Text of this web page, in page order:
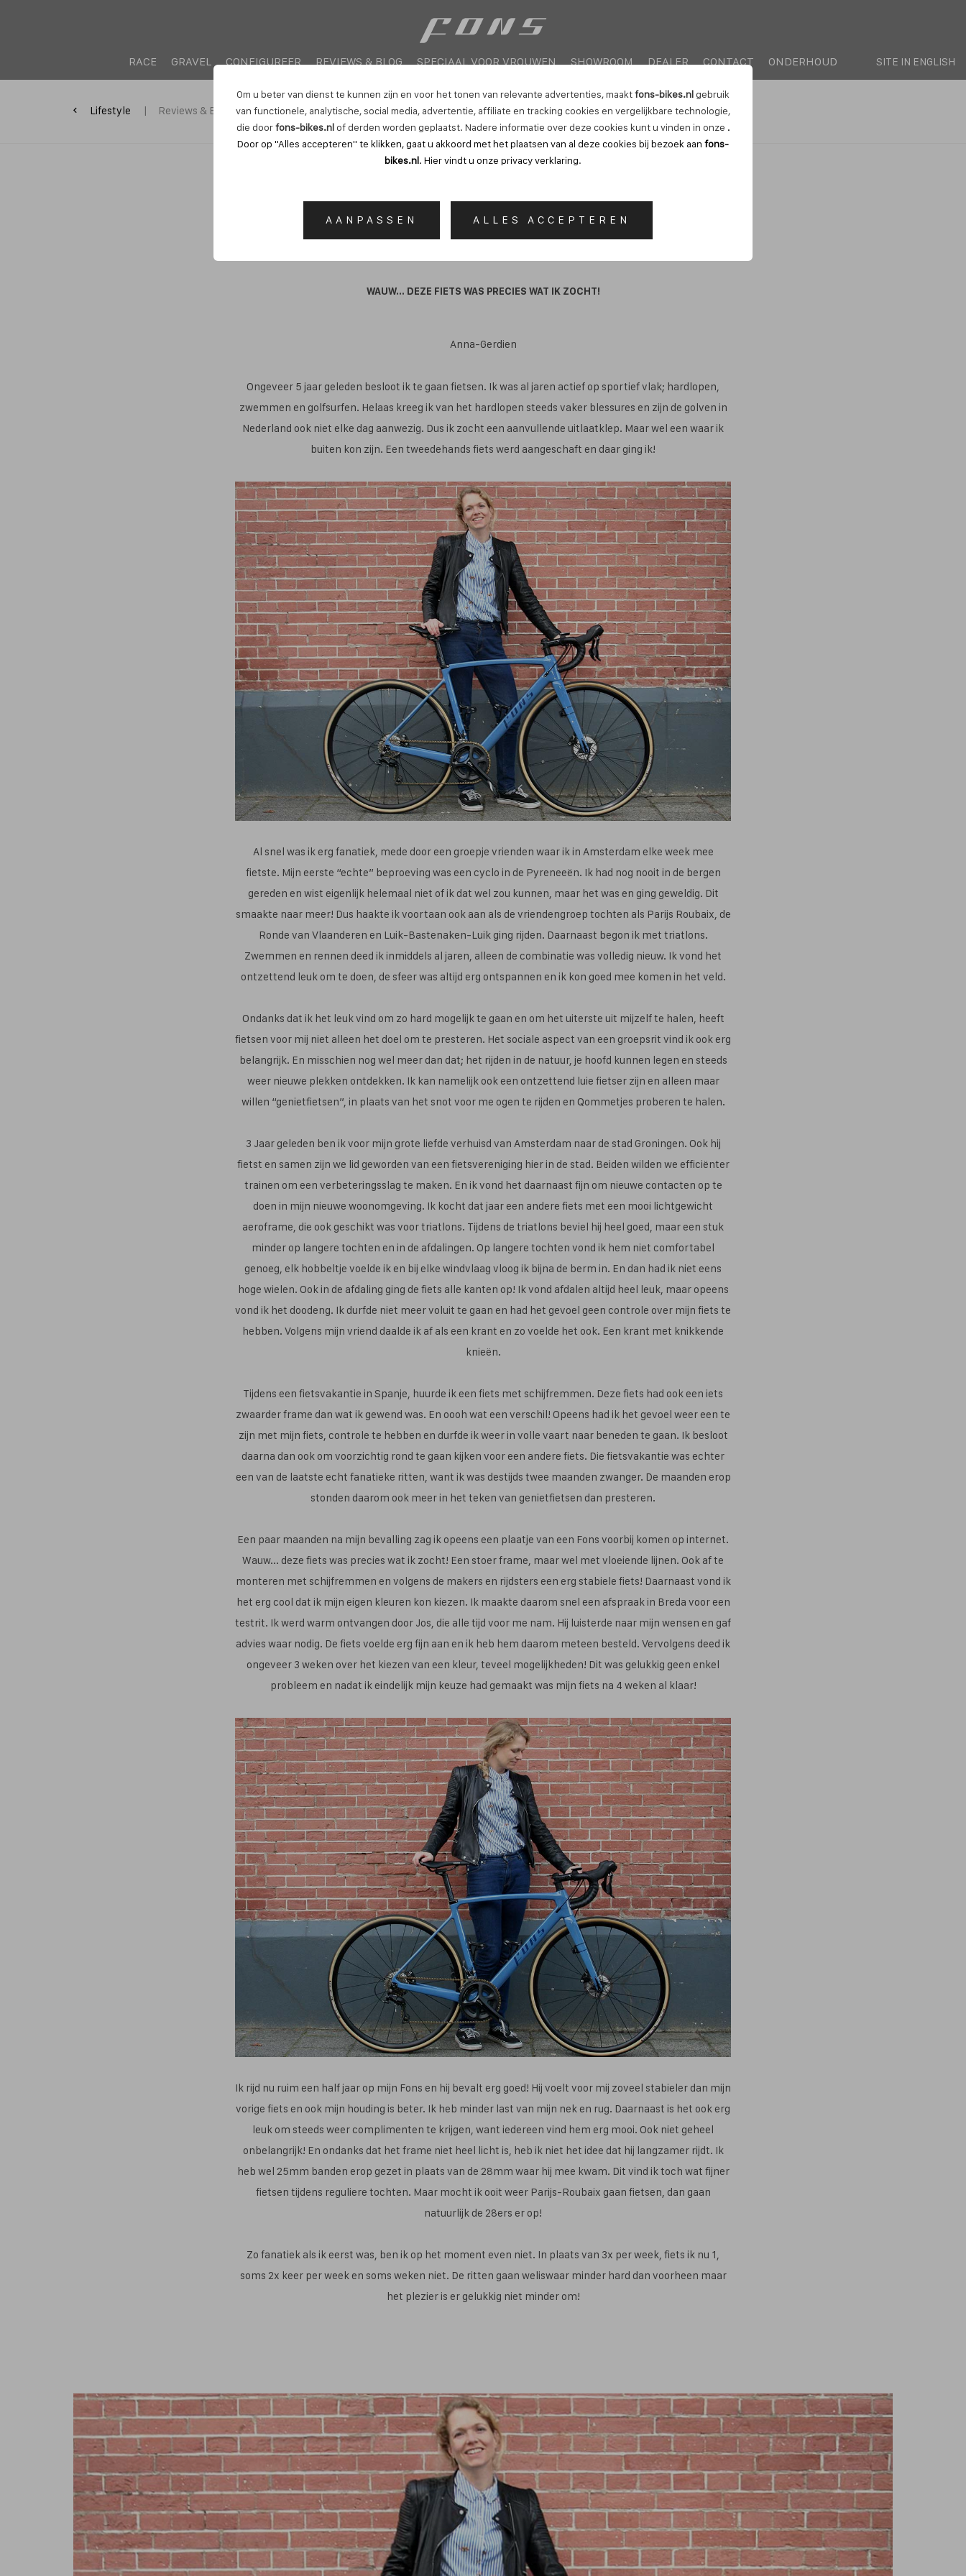
Om u beter van dienst te kunnen zijn en voor het tonen van relevante advertenties, maaktfons-bikes.nlgebruik
van functionele, analytische, social media, advertentie, affiliate en tracking cookies en vergelijkbare technologie,
die doorfons-bikes.nlof derden worden geplaatst. Nadere informatie over deze cookies kunt u vinden in onze .
Door op "Alles accepteren" te klikken, gaat u akkoord met het plaatsen van al deze cookies bij bezoek aan fons-
bikes.nl. Hier vindt u onze privacy verklaring.
AANPASSEN ALLES ACCEPTEREN
RACE GRAVEL CONFIGUREER REVIEWS & BLOG SPECIAAL VOOR VROUWEN SHOWROOM DEALER CONTACT ONDERHOUD SITE IN ENGLISH
Lifestyle Reviews & Blog
Anna-Gerdien & Fons
WAUW... DEZE FIETS WAS PRECIES WAT IK ZOCHT!
Anna-Gerdien
Ongeveer 5 jaar geleden besloot ik te gaan fietsen. Ik was al jaren actief op sportief vlak; hardlopen,
zwemmen en golfsurfen. Helaas kreeg ik van het hardlopen steeds vaker blessures en zijn de golven in
Nederland ook niet elke dag aanwezig. Dus ik zocht een aanvullende uitlaatklep. Maar wel een waar ik
buiten kon zijn. Een tweedehands fiets werd aangeschaft en daar ging ik!
Al snel was ik erg fanatiek, mede door een groepje vrienden waar ik in Amsterdam elke week mee
fietste. Mijn eerste “echte” beproeving was een cyclo in de Pyreneeën. Ik had nog nooit in de bergen
gereden en wist eigenlijk helemaal niet of ik dat wel zou kunnen, maar het was en ging geweldig. Dit
smaakte naar meer! Dus haakte ik voortaan ook aan als de vriendengroep tochten als Parijs Roubaix, de
Ronde van Vlaanderen en Luik-Bastenaken-Luik ging rijden. Daarnaast begon ik met triatlons.
Zwemmen en rennen deed ik inmiddels al jaren, alleen de combinatie was volledig nieuw. Ik vond het
ontzettend leuk om te doen, de sfeer was altijd erg ontspannen en ik kon goed mee komen in het veld.
Ondanks dat ik het leuk vind om zo hard mogelijk te gaan en om het uiterste uit mijzelf te halen, heeft
fietsen voor mij niet alleen het doel om te presteren. Het sociale aspect van een groepsrit vind ik ook erg
belangrijk. En misschien nog wel meer dan dat; het rijden in de natuur, je hoofd kunnen legen en steeds
weer nieuwe plekken ontdekken. Ik kan namelijk ook een ontzettend luie fietser zijn en alleen maar
willen “genietfietsen”, in plaats van het snot voor me ogen te rijden en Qommetjes proberen te halen.
3 Jaar geleden ben ik voor mijn grote liefde verhuisd van Amsterdam naar de stad Groningen. Ook hij
fietst en samen zijn we lid geworden van een fietsvereniging hier in de stad. Beiden wilden we efficiënter
trainen om een verbeteringsslag te maken. En ik vond het daarnaast fijn om nieuwe contacten op te
doen in mijn nieuwe woonomgeving. Ik kocht dat jaar een andere fiets met een mooi lichtgewicht
aeroframe, die ook geschikt was voor triatlons. Tijdens de triatlons beviel hij heel goed, maar een stuk
minder op langere tochten en in de afdalingen. Op langere tochten vond ik hem niet comfortabel
genoeg, elk hobbeltje voelde ik en bij elke windvlaag vloog ik bijna de berm in. En dan had ik niet eens
hoge wielen. Ook in de afdaling ging de fiets alle kanten op! Ik vond afdalen altijd heel leuk, maar opeens
vond ik het doodeng. Ik durfde niet meer voluit te gaan en had het gevoel geen controle over mijn fiets te
hebben. Volgens mijn vriend daalde ik af als een krant en zo voelde het ook. Een krant met knikkende
knieën.
Tijdens een fietsvakantie in Spanje, huurde ik een fiets met schijfremmen. Deze fiets had ook een iets
zwaarder frame dan wat ik gewend was. En oooh wat een verschil! Opeens had ik het gevoel weer een te
zijn met mijn fiets, controle te hebben en durfde ik weer in volle vaart naar beneden te gaan. Ik besloot
daarna dan ook om voorzichtig rond te gaan kijken voor een andere fiets. Die fietsvakantie was echter
een van de laatste echt fanatieke ritten, want ik was destijds twee maanden zwanger. De maanden erop
stonden daarom ook meer in het teken van genietfietsen dan presteren.
Een paar maanden na mijn bevalling zag ik opeens een plaatje van een Fons voorbij komen op internet.
Wauw... deze fiets was precies wat ik zocht! Een stoer frame, maar wel met vloeiende lijnen. Ook af te
monteren met schijfremmen en volgens de makers en rijdsters een erg stabiele fiets! Daarnaast vond ik
het erg cool dat ik mijn eigen kleuren kon kiezen. Ik maakte daarom snel een afspraak in Breda voor een
testrit. Ik werd warm ontvangen door Jos, die alle tijd voor me nam. Hij luisterde naar mijn wensen en gaf
advies waar nodig. De fiets voelde erg fijn aan en ik heb hem daarom meteen besteld. Vervolgens deed ik
ongeveer 3 weken over het kiezen van een kleur, teveel mogelijkheden! Dit was gelukkig geen enkel
probleem en nadat ik eindelijk mijn keuze had gemaakt was mijn fiets na 4 weken al klaar!
Ik rijd nu ruim een half jaar op mijn Fons en hij bevalt erg goed! Hij voelt voor mij zoveel stabieler dan mijn
vorige fiets en ook mijn houding is beter. Ik heb minder last van mijn nek en rug. Daarnaast is het ook erg
leuk om steeds weer complimenten te krijgen, want iedereen vind hem erg mooi. Ook niet geheel
onbelangrijk! En ondanks dat het frame niet heel licht is, heb ik niet het idee dat hij langzamer rijdt. Ik
heb wel 25mm banden erop gezet in plaats van de 28mm waar hij mee kwam. Dit vind ik toch wat fijner
fietsen tijdens reguliere tochten. Maar mocht ik ooit weer Parijs-Roubaix gaan fietsen, dan gaan
natuurlijk de 28ers er op!
Zo fanatiek als ik eerst was, ben ik op het moment even niet. In plaats van 3x per week, fiets ik nu 1,
soms 2x keer per week en soms weken niet. De ritten gaan weliswaar minder hard dan voorheen maar
het plezier is er gelukkig niet minder om!